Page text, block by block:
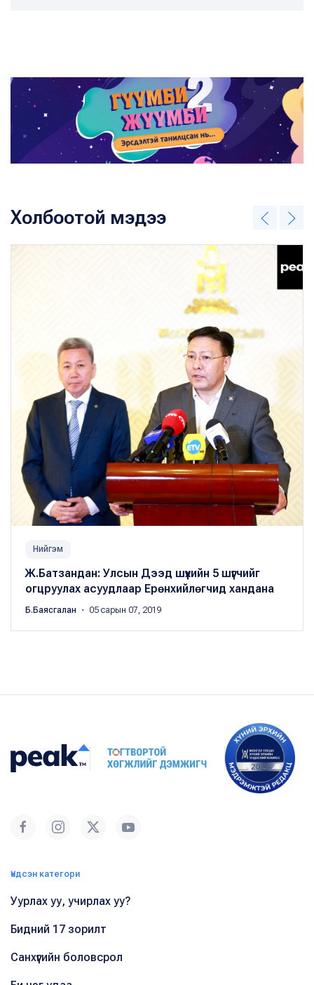
Холбоотой мэдээ
Нийгэм
Ж.Батзандан: Улсын Дээд шүүхийн 5 шүүгчийг
огцруулах асуудлаар Ерөнхийлөгчид хандана
Б.Баясгалан ・ 05 сарын 07, 2019
Үндсэн категори
Уурлах уу, учирлах уу?
Бидний 17 зорилт
Санхүүгийн боловсрол